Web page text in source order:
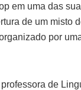
em uma das
de um misto
por
de